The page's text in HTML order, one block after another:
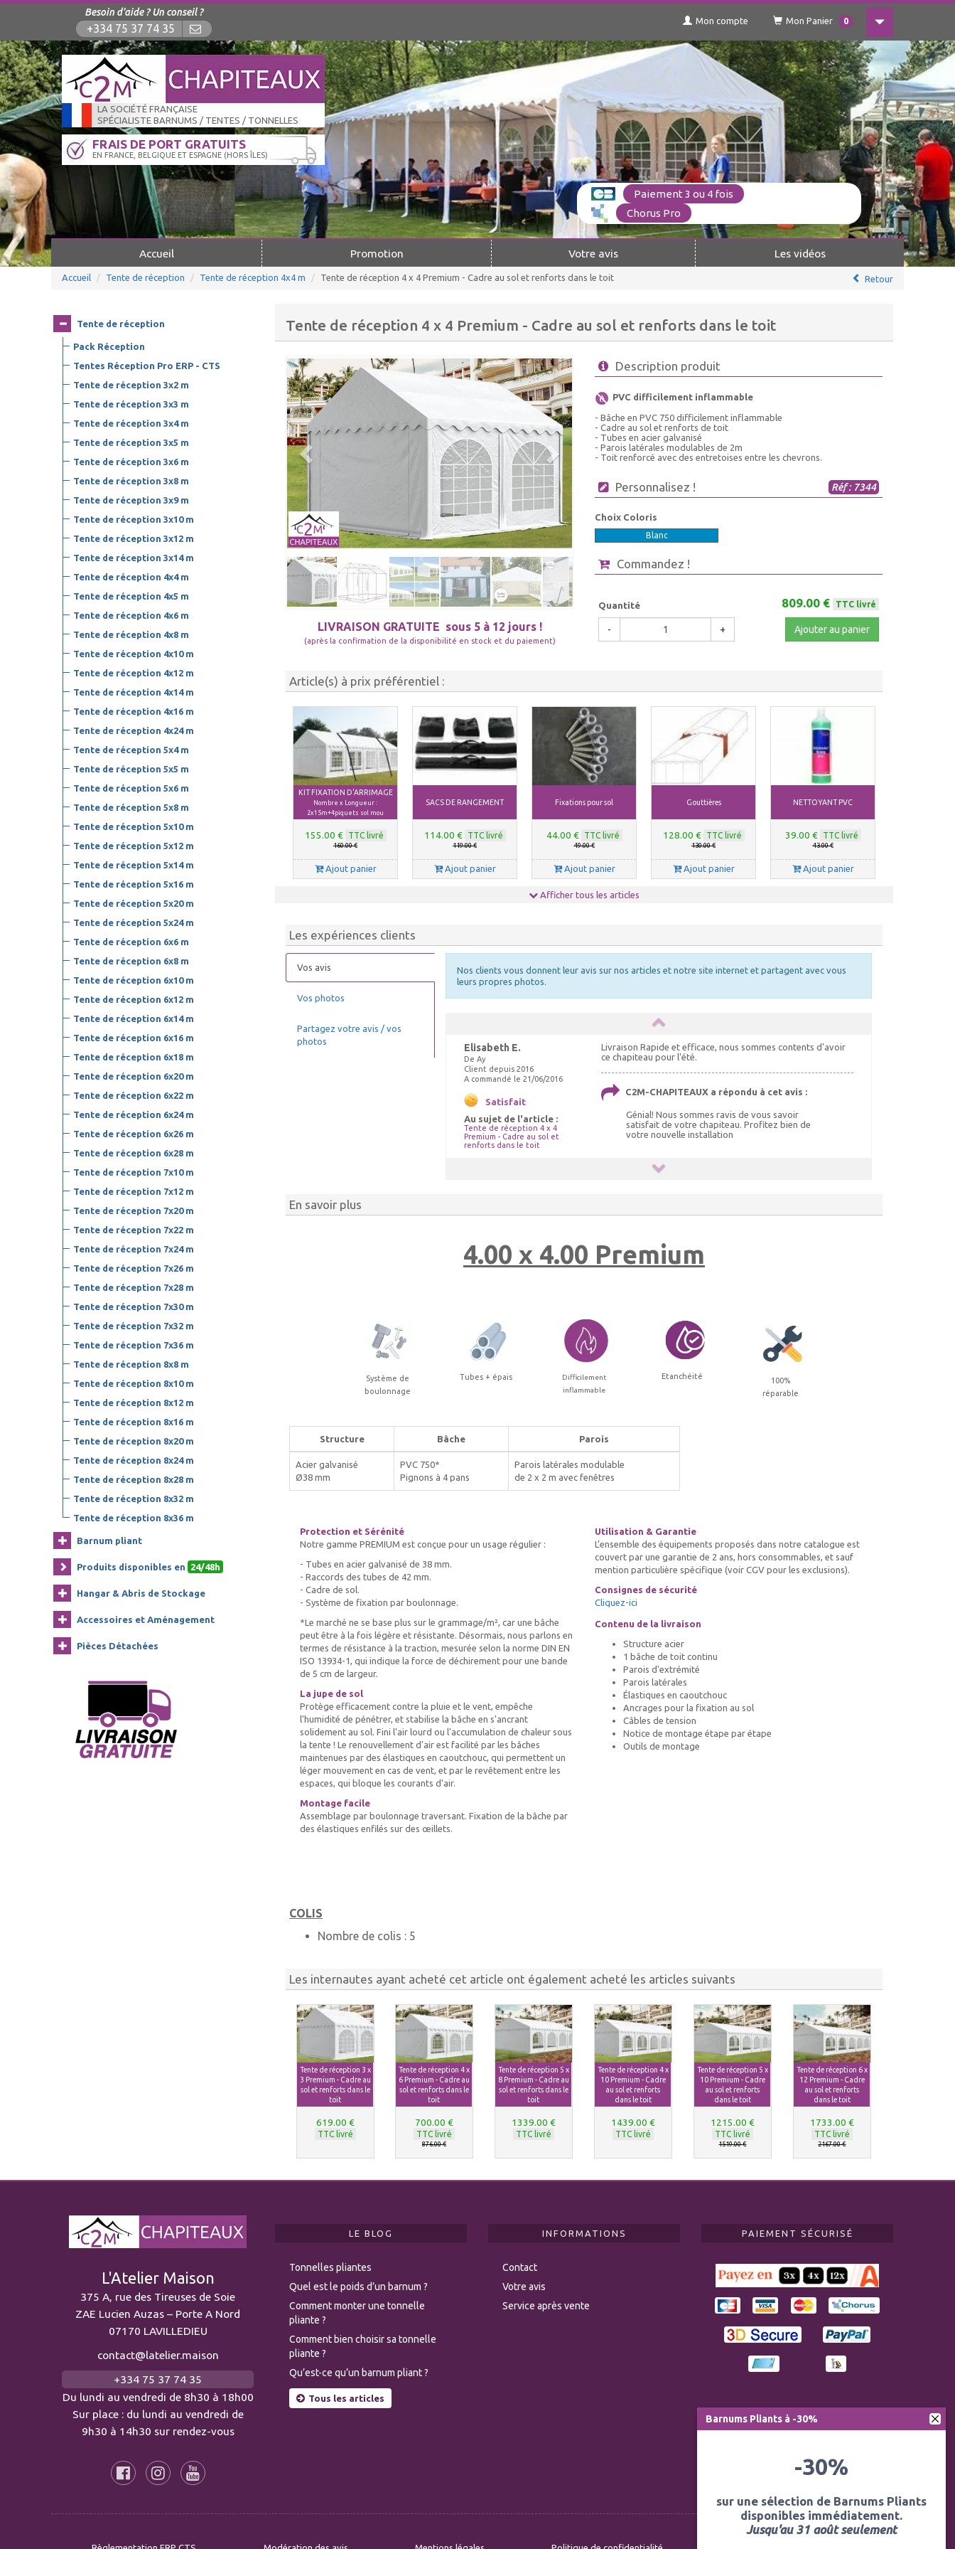
Besoin d'aide ? Un conseil ?
+334 75 37 74 35
Mon compte Mon Panier 0
LA SOCIÉTÉ FRANÇAISE
SPÉCIALISTE BARNUMS / TENTES / TONNELLES
FRAIS DE PORT GRATUITS
EN FRANCE, BELGIQUE ET ESPAGNE (HORS ÎLES)
Paiement 3 ou 4 fois
Chorus Pro
Accueil Promotion Votre avis Les vidéos
Accueil Tente de réception Tente de réception 4x4 m Tente de réception 4 x 4 Premium - Cadre au sol et renforts dans le toit Retour
Tente de réception
Pack Réception
Tentes Réception Pro ERP - CTS
Tente de réception 3x2 m
Tente de réception 3x3 m
Tente de réception 3x4 m
Tente de réception 3x5 m
Tente de réception 3x6 m
Tente de réception 3x8 m
Tente de réception 3x9 m
Tente de réception 3x10 m
Tente de réception 3x12 m
Tente de réception 3x14 m
Tente de réception 4x4 m
Tente de réception 4x5 m
Tente de réception 4x6 m
Tente de réception 4x8 m
Tente de réception 4x10 m
Tente de réception 4x12 m
Tente de réception 4x14 m
Tente de réception 4x16 m
Tente de réception 4x24 m
Tente de réception 5x4 m
Tente de réception 5x5 m
Tente de réception 5x6 m
Tente de réception 5x8 m
Tente de réception 5x10 m
Tente de réception 5x12 m
Tente de réception 5x14 m
Tente de réception 5x16 m
Tente de réception 5x20 m
Tente de réception 5x24 m
Tente de réception 6x6 m
Tente de réception 6x8 m
Tente de réception 6x10 m
Tente de réception 6x12 m
Tente de réception 6x14 m
Tente de réception 6x16 m
Tente de réception 6x18 m
Tente de réception 6x20 m
Tente de réception 6x22 m
Tente de réception 6x24 m
Tente de réception 6x26 m
Tente de réception 6x28 m
Tente de réception 7x10 m
Tente de réception 7x12 m
Tente de réception 7x20 m
Tente de réception 7x22 m
Tente de réception 7x24 m
Tente de réception 7x26 m
Tente de réception 7x28 m
Tente de réception 7x30 m
Tente de réception 7x32 m
Tente de réception 7x36 m
Tente de réception 8x8 m
Tente de réception 8x10 m
Tente de réception 8x12 m
Tente de réception 8x16 m
Tente de réception 8x20 m
Tente de réception 8x24 m
Tente de réception 8x28 m
Tente de réception 8x32 m
Tente de réception 8x36 m
Barnum pliant
Produits disponibles en 24/48h
Hangar & Abris de Stockage
Accessoires et Aménagement
Pièces Détachées
Tente de réception 4 x 4 Premium - Cadre au sol et renforts dans le toit
LIVRAISON GRATUITE sous 5 à 12 jours !
(après la confirmation de la disponibilité en stock et du paiement)
Description produit
PVC difficilement inflammable
- Bâche en PVC 750 difficilement inflammable
- Cadre au sol et renforts de toit
- Tubes en acier galvanisé
- Parois latérales modulables de 2m
- Toit renforcé avec des entretoises entre les chevrons.
Personnalisez ! Réf : 7344
Choix Coloris
Blanc
Commandez !
Quantité
- +
809.00 € TTC livré
Ajouter au panier
Article(s) à prix préférentiel :
KIT FIXATION D'ARRIMAGE
Nombre x Longueur :
2x15m+4piquets sol mou
155.00 € TTC livré
160.00 €
Ajout panier
SACS DE RANGEMENT
114.00 € TTC livré
119.00 €
Ajout panier
Fixations pour sol
44.00 € TTC livré
49.00 €
Ajout panier
Gouttières
128.00 € TTC livré
130.00 €
Ajout panier
NETTOYANT PVC
39.00 € TTC livré
43.00 €
Ajout panier
Chauffage tonnelle,
chauffage barnum 10kW
150.00 €
ELASTIQUES LONGS
50
Ajout panier
Afficher tous les articles
Les expériences clients
Vos avis
Vos photos
Partagez votre avis / vos
photos
Nos clients vous donnent leur avis sur nos articles et notre site internet et partagent avec vous
leurs propres photos.
Elisabeth E.
De Ay
Client depuis 2016
A commandé le 21/06/2016
Satisfait
Au sujet de l'article :
Tente de réception 4 x 4
Premium - Cadre au sol et
renforts dans le toit
Livraison Rapide et efficace, nous sommes contents d'avoir
ce chapiteau pour l'été.
C2M-CHAPITEAUX a répondu à cet avis :
Génial! Nous sommes ravis de vous savoir
satisfait de votre chapiteau. Profitez bien de
votre nouvelle installation
En savoir plus
4.00 x 4.00 Premium
Système de
boulonnage
Tubes + épais
Difficilement
inflammable
Etanchéité
100%
réparable
Structure Bâche Parois
Acier galvanisé
Ø38 mm
PVC 750*
Pignons à 4 pans
Parois latérales modulable
de 2 x 2 m avec fenêtres
Protection et Sérénité
Notre gamme PREMIUM est conçue pour un usage régulier :
- Tubes en acier galvanisé de 38 mm.
- Raccords des tubes de 42 mm.
- Cadre de sol.
- Système de fixation par boulonnage.
*Le marché ne se base plus sur le grammage/m², car une bâche
peut être à la fois légère et résistante. Désormais, nous parlons en
termes de résistance à la traction, mesurée selon la norme DIN EN
ISO 13934-1, qui indique la force de déchirement pour une bande
de 5 cm de largeur.
La jupe de sol
Protège efficacement contre la pluie et le vent, empêche
l'humidité de pénétrer, et stabilise la bâche en s'ancrant
solidement au sol. Fini l'air lourd ou l'accumulation de chaleur sous
la tente ! Le renouvellement d'air est facilité par les bâches
maintenues par des élastiques en caoutchouc, qui permettent un
léger mouvement en cas de vent, et par le revêtement entre les
espaces, qui bloque les courants d'air.
Montage facile
Assemblage par boulonnage traversant. Fixation de la bâche par
des élastiques enfilés sur des œillets.
Utilisation & Garantie
L’ensemble des équipements proposés dans notre catalogue est
couvert par une garantie de 2 ans, hors consommables, et sauf
mention particulière spécifique (voir CGV pour les exclusions).
Consignes de sécurité
Cliquez-ici
Contenu de la livraison
Structure acier
1 bâche de toit continu
Parois d'extrémité
Parois latérales
Élastiques en caoutchouc
Ancrages pour la fixation au sol
Câbles de tension
Notice de montage étape par étape
Outils de montage
COLIS
Nombre de colis : 5
Les internautes ayant acheté cet article ont également acheté les articles suivants
Tente de réception 3 x
3 Premium - Cadre au
sol et renforts dans le
toit
619.00 €
TTC livré
Tente de réception 4 x
6 Premium - Cadre au
sol et renforts dans le
toit
700.00 €
TTC livré
876.00 €
Tente de réception 5 x
8 Premium - Cadre au
sol et renforts dans le
toit
1339.00 €
TTC livré
Tente de réception 4 x
10 Premium - Cadre
au sol et renforts
dans le toit
1439.00 €
TTC livré
Tente de réception 5 x
10 Premium - Cadre
au sol et renforts
dans le toit
1215.00 €
TTC livré
1519.00 €
Tente de réception 6 x
12 Premium - Cadre
au sol et renforts
dans le toit
1733.00 €
TTC livré
2167.00 €
L'Atelier Maison
375 A, rue des Tireuses de Soie
ZAE Lucien Auzas – Porte A Nord
07170 LAVILLEDIEU
contact@latelier.maison
+334 75 37 74 35
Du lundi au vendredi de 8h30 à 18h00
Sur place : du lundi au vendredi de
9h30 à 14h30 sur rendez-vous
LE BLOG
Tonnelles pliantes
Quel est le poids d’un barnum ?
Comment monter une tonnelle
pliante ?
Comment bien choisir sa tonnelle
pliante ?
Qu’est-ce qu’un barnum pliant ?
Tous les articles
INFORMATIONS
Contact
Votre avis
Service après vente
PAIEMENT SÉCURISÉ
Barnums Pliants à -30%
-30%
sur une sélection de Barnums Pliants
disponibles immédiatement.
Jusqu'au 31 août seulement